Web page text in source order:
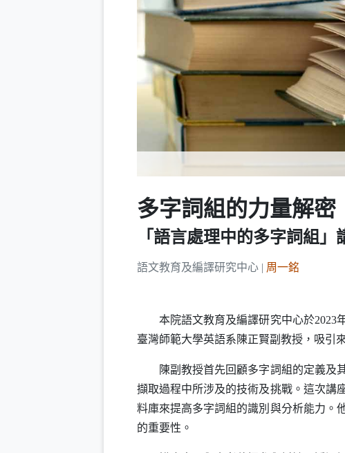
多字詞組的力量解密
「語言處理中的多字詞組」
語文教育及編譯研究中心 | 周一銘
本院語文教育及編譯研究中心於2023年
臺灣師範大學英語系陳正賢副教授，吸引
陳副教授首先回顧多字詞組的定義及其
擷取過程中所涉及的技術及挑戰。這次講
料庫來提高多字詞組的識別與分析能力。
的重要性。